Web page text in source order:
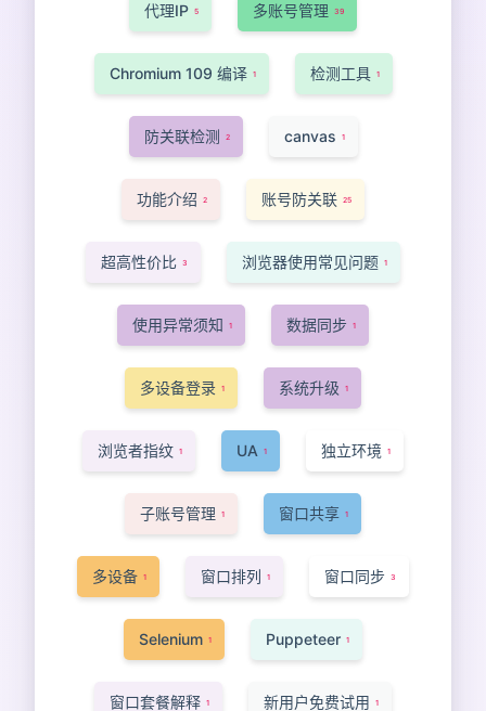
代理IP 5 多账号管理 39
Chromium 109 编译 1 检测工具 1
防关联检测 2 canvas 1
功能介绍 2 账号防关联 25
超高性价比 3 浏览器使用常见问题 1
使用异常须知 1 数据同步 1
多设备登录 1 系统升级 1
浏览者指纹 1 UA 1 独立环境 1
子账号管理 1 窗口共享 1
多设备 1 窗口排列 1 窗口同步 3
Selenium 1 Puppeteer 1
窗口套餐解释 1 新用户免费试用 1